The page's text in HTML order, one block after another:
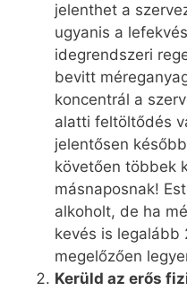
jelenthet a
ugyanis a
idegrendszeri
bevitt
koncentrál a
alatti feltöltődés
jelentősen
követően többek
másnaposnak!
alkoholt, de ha
kevés is
megelőzően
Kerüld az erős